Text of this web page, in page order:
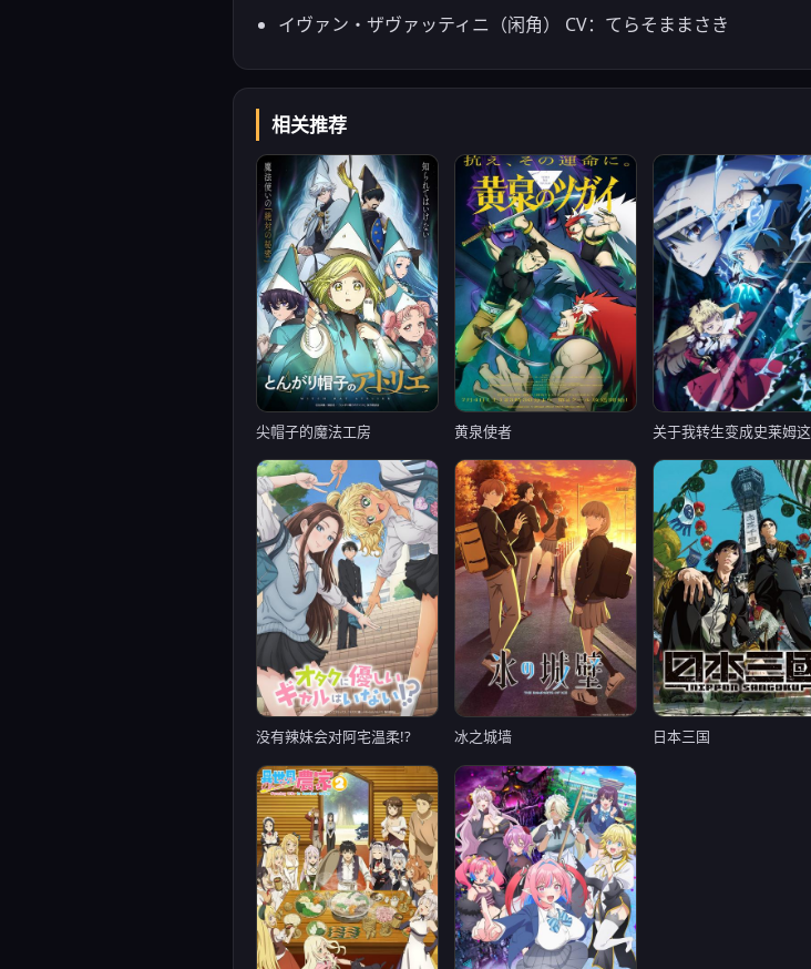
イヴァン・ザヴァッティニ（闲角） CV：てらそままさき
相关推荐
尖帽子的魔法工房 黄泉使者
没有辣妹会对阿宅温柔!? 冰之城墙 日本三国